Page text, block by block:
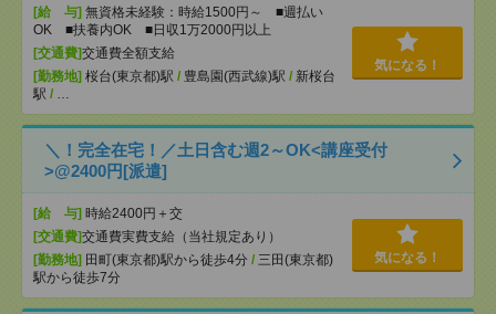
[給 与] 無資格未経験：時給1500円～ ■週払い
OK ■扶養内OK ■日収1万2000円以上
[交通費]交通費全額支給
[勤務地] 桜台(東京都)駅 / 豊島園(西武線)駅 / 新桜台
駅 / …
気になる！
＼！完全在宅！／土日含む週2～OK<講座受付
>@2400円[派遣]
[給 与] 時給2400円＋交
[交通費]交通費実費支給（当社規定あり）
[勤務地] 田町(東京都)駅から徒歩4分 / 三田(東京都)
駅から徒歩7分
気になる！